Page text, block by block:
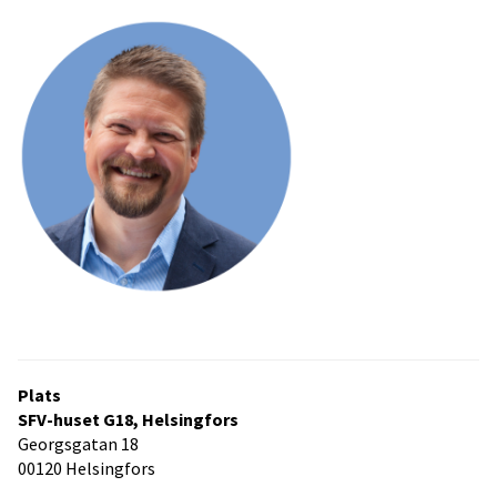
Plats
SFV-huset G18, Helsingfors
Georgsgatan 18
00120 Helsingfors